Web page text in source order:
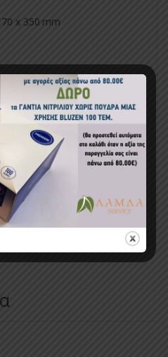
x 350 mm
Κατηγορίες:
ΕΝΤΟΜΟΠΑΓΙΔΕΣ ΕΩΣ
, ΚΑΤΑΠΟΛΕΜΗΣΗ
ΠΑΓΙΔΕΥΣΗΣ & ΕΞΟΝΤΩΣΗΣ